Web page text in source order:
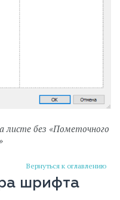
листе без «Пометочного
Вернуться к оглавлению
шрифта